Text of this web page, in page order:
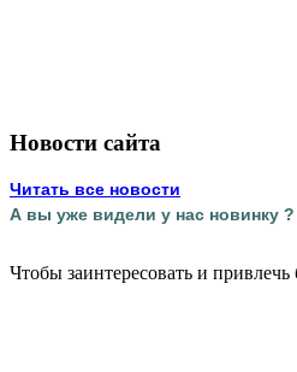
Новости сайта
Читать все новости
А вы уже видели у нас новинку ?
Чтобы заинтересовать и